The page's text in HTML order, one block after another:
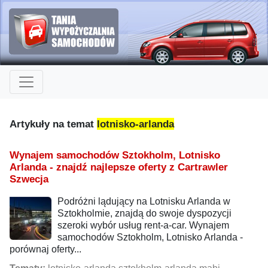
Artykuły na temat lotnisko-arlanda
Wynajem samochodów Sztokholm, Lotnisko
Arlanda - znajdź najlepsze oferty z Cartrawler
Szwecja
Podróżni lądujący na Lotnisku Arlanda w
Sztokholmie, znajdą do swoje dyspozycji
szeroki wybór usług rent-a-car. Wynajem
samochodów Sztokholm, Lotnisko Arlanda -
porównaj oferty...